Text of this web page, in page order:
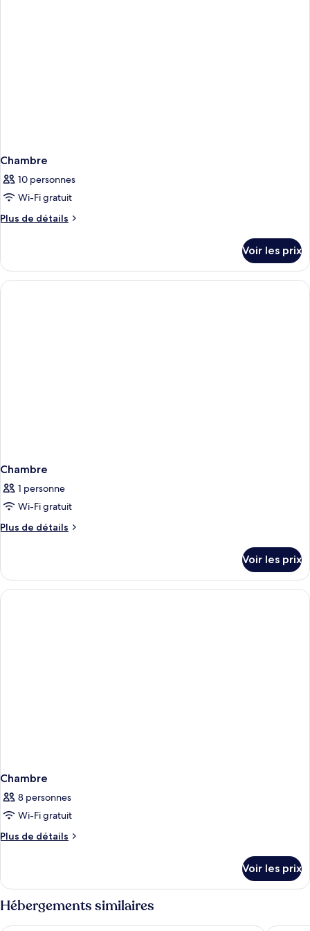
Chambre
10 personnes
Wi-Fi gratuit
Plus de détails
Plus
le
type
de
Voir les prix
Chambre
1 personne
Wi-Fi gratuit
Plus de détails
Plus
le
type
de
Voir les prix
Chambre
8 personnes
Wi-Fi gratuit
Plus de détails
Plus
le
type
de
Voir les prix
Hébergements similaires